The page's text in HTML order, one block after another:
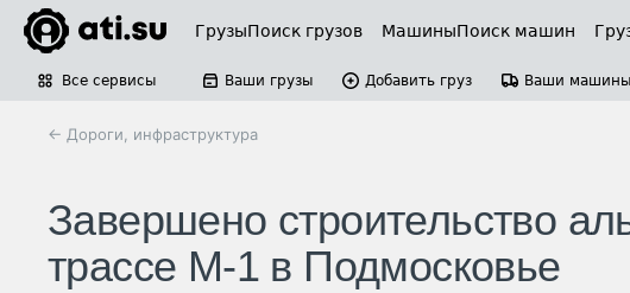
ГрузыПоиск грузов МашиныПоиск машин
Все сервисы Ваши грузы Добавить груз Ваши машины
← Дороги, инфраструктура
Завершено строительство
трассе М-1 в Подмосковье